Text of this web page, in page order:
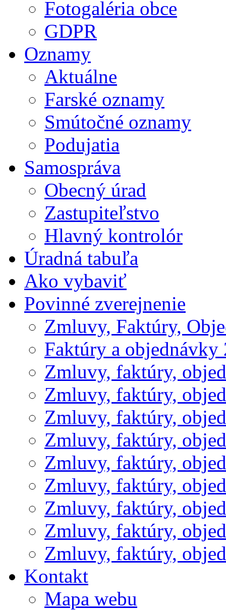
Fotogaléria obce
GDPR
Oznamy
Aktuálne
Farské oznamy
Smútočné oznamy
Podujatia
Samospráva
Obecný úrad
Zastupiteľstvo
Hlavný kontrolór
Úradná tabuľa
Ako vybaviť
Povinné zverejnenie
Zmluvy, Faktúry,
Faktúry a objednávky
Zmluvy, faktúry,
Zmluvy, faktúry,
Zmluvy, faktúry,
Zmluvy, faktúry,
Zmluvy, faktúry,
Zmluvy, faktúry,
Zmluvy, faktúry,
Zmluvy, faktúry,
Zmluvy, faktúry,
Kontakt
Mapa webu